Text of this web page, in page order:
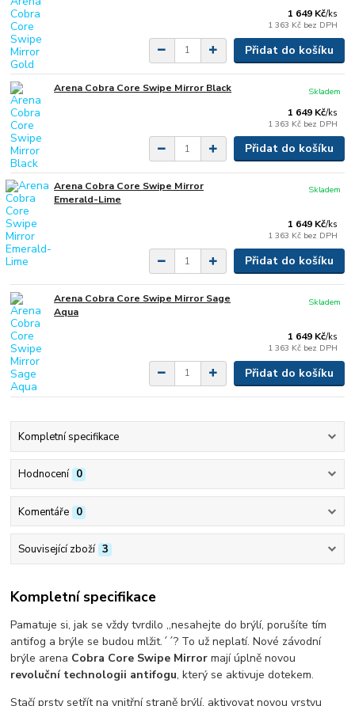
1 649 Kč/ks
1 363 Kč bez DPH
Přidat do košíku
Arena Cobra Core Swipe Mirror Black
1 649 Kč/ks
1 363 Kč bez DPH
Skladem
Přidat do košíku
Arena Cobra Core Swipe Mirror
Emerald-Lime
1 649 Kč/ks
1 363 Kč bez DPH
Skladem
Přidat do košíku
Arena Cobra Core Swipe Mirror Sage
Aqua
1 649 Kč/ks
1 363 Kč bez DPH
Skladem
Přidat do košíku
Kompletní specifikace
Hodnocení 0
Komentáře 0
Související zboží 3
Kompletní specifikace
Pamatuje si, jak se vždy tvrdilo ,,nesahejte do brýlí, porušíte tím
antifog a brýle se budou mlžit.´´? To už neplatí. Nové závodní
brýle arena Cobra Core Swipe Mirror mají úplně novou
revoluční technologii antifogu, který se aktivuje dotekem.
Stačí prsty setřít na vnitřní straně brýlí, aktivovat novou vrstvu